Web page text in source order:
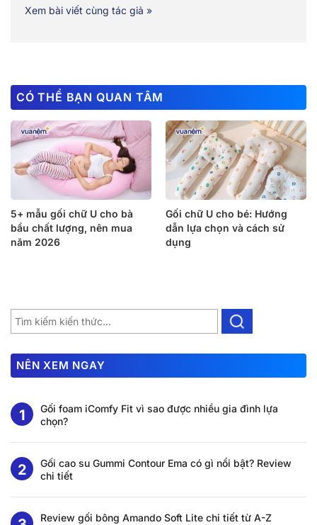
Xem bài viết cùng tác giả »
CÓ THỂ BẠN QUAN TÂM
5+ mẫu gối chữ U cho bà
bầu chất lượng, nên mua
năm 2026
Gối chữ U cho bé: Hướng
dẫn lựa chọn và cách sử
dụng
NÊN XEM NGAY
Gối foam iComfy Fit vì sao được nhiều gia đình lựa
chọn?
Gối cao su Gummi Contour Ema có gì nổi bật? Review
chi tiết
Review gối bông Amando Soft Lite chi tiết từ A-Z